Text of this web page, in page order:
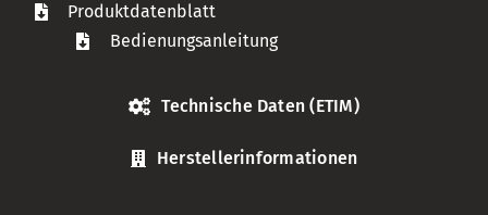
Produktdatenblatt
Bedienungsanleitung
Technische Daten (ETIM)
Herstellerinformationen